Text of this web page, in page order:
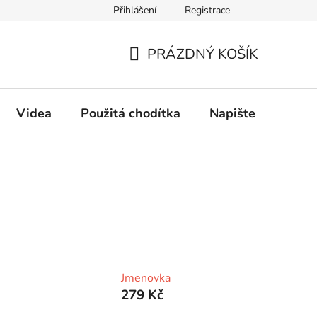
Přihlášení Registrace
KOŠÍK
PRÁZDNÝ KOŠÍK
Videa Použitá chodítka Napište nám
Jmenovka
279 Kč